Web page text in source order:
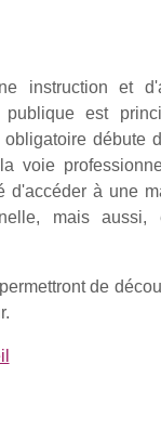
instruction et
est
débute
voie
à une
mais
de